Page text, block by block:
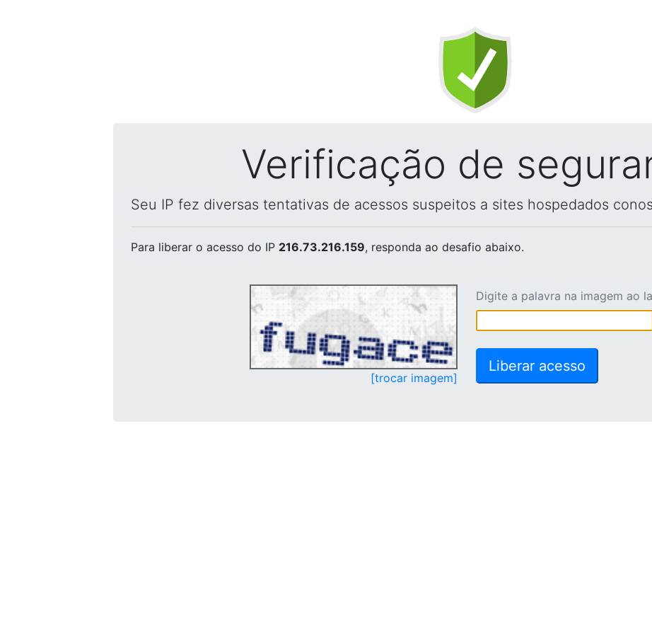
Verificação de
Seu IP fez diversas tentativas de acessos suspeitos a sites hospedados
Para liberar o acesso do IP 216.73.216.159, responda ao desafio abaixo.
[trocar imagem]
Digite a palavra na imagem ao